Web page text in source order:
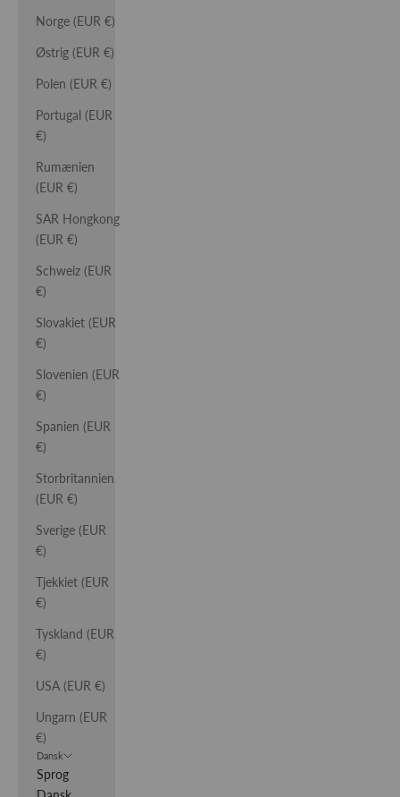
Norge (EUR €)
Østrig (EUR €)
Polen (EUR €)
Portugal (EUR
€)
Rumænien
(EUR €)
SAR Hongkong
(EUR €)
Schweiz (EUR
€)
Slovakiet (EUR
€)
Slovenien (EUR
€)
Spanien (EUR
€)
Storbritannien
(EUR €)
Sverige (EUR
€)
Tjekkiet (EUR
€)
Tyskland (EUR
€)
USA (EUR €)
Ungarn (EUR
€)
Dansk
Sprog